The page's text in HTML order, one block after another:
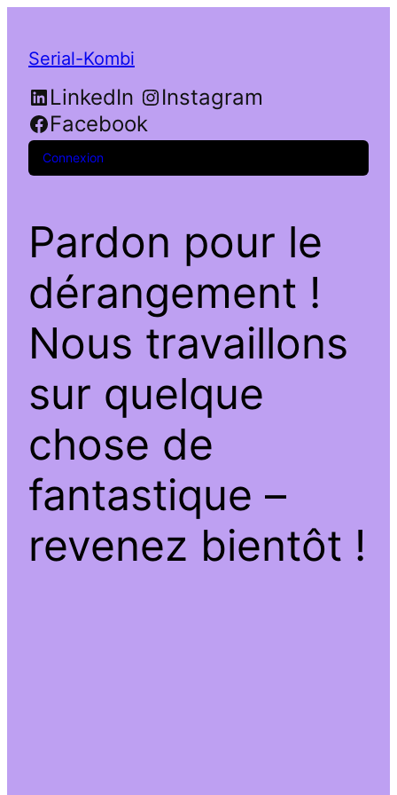
Serial-Kombi
LinkedIn
Instagram
Facebook
Connexion
Pardon pour le
dérangement !
Nous travaillons
sur quelque
chose de
fantastique –
revenez bientôt !